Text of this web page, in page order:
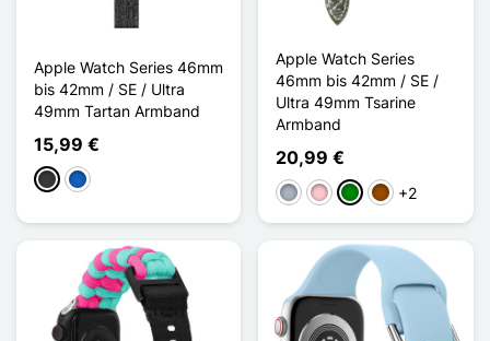
Apple Watch Series 46mm
bis 42mm / SE / Ultra
49mm Tartan Armband
15,99 €
Dunkelgrau
Bleu Denim
Apple Watch Series
46mm bis 42mm / SE /
Ultra 49mm Tsarine
Armband
20,99 €
GrauPinkGrünBraun
+2